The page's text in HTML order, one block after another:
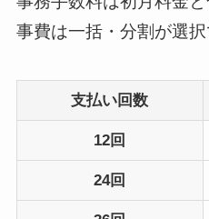
事費は一括・分割が選択
支払い回数
12回
24回